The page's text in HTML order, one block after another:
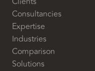
Consultancies
Expertise
Industries
Comparison
Solutions